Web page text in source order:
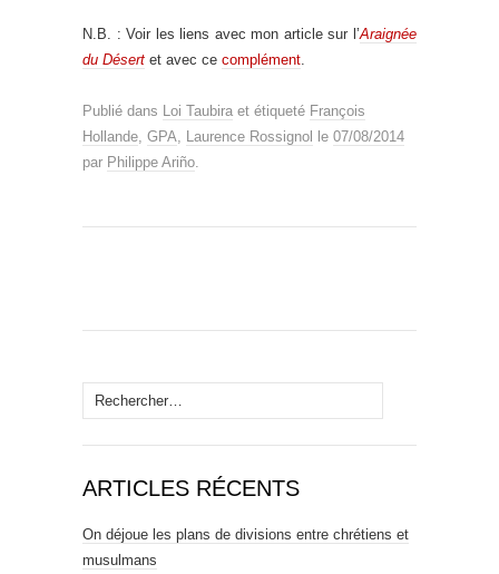
N.B. : Voir les liens avec mon article sur l’Araignée
du Désert et avec ce complément.
Publié dans Loi Taubira et étiqueté François
Hollande, GPA, Laurence Rossignol le 07/08/2014
par Philippe Ariño.
Rechercher :
ARTICLES RÉCENTS
On déjoue les plans de divisions entre chrétiens et
musulmans